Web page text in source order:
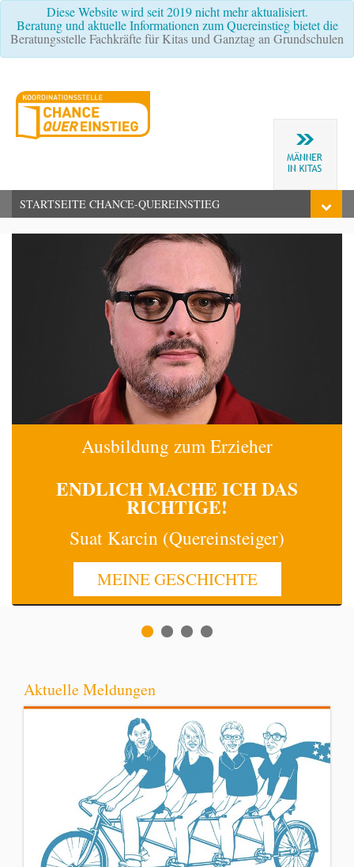
Diese Website wird seit 2019 nicht mehr aktualisiert.
Beratung und aktuelle Informationen zum Quereinstieg bietet die
Beratungsstelle Fachkräfte für Kitas und Ganztag an Grundschulen
STARTSEITE CHANCE-QUEREINSTIEG
Ausbildung zum Erzieher
ENDLICH MACHE ICHDAS
RICHTIGE!
Suat Karcin (Quereinsteiger)
MEINE GESCHICHTE
Aktuelle Meldungen